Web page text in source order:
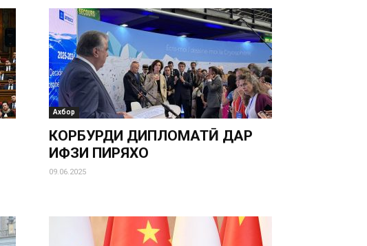
Ахбор
КОРБУРДИ ДИПЛОМАТӢ ДАР
ҲИФЗИ ПИРЯХҲО
09.06.2025